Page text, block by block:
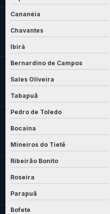
Cananéia
Chavantes
Ibirá
Bernardino de Campos
Sales Oliveira
Tabapuã
Pedro de Toledo
Bocaina
Mineiros do Tietê
Ribeirão Bonito
Roseira
Parapuã
Bofete